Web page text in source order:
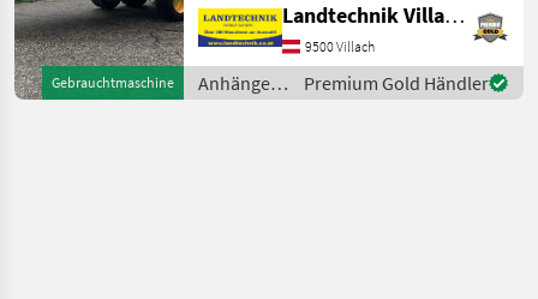
Gebrauchtmaschine
Hydraulischer Stützfuß,
Plane Joskin Viehanhänger
RDS 7500, hydraulisch
absenkbar, mit
Landtechnik Villach GmbH
9500 Villach
Anhänger /
Joskin
Premium Gold Händler